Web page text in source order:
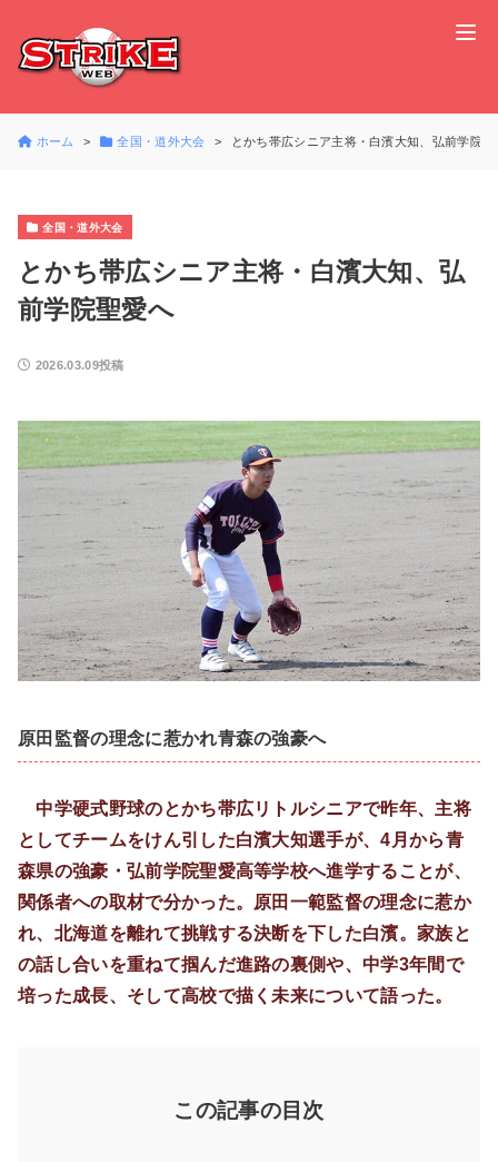
ホーム 全国・道外大会 とかち帯広シニア主将・白濱大知、弘前学院聖
全国・道外大会
とかち帯広シニア主将・白濱大知、弘
前学院聖愛へ
2026.03.09投稿
原田監督の理念に惹かれ青森の強豪へ
中学硬式野球のとかち帯広リトルシニアで昨年、主将
としてチームをけん引した白濱大知選手が、4月から青
森県の強豪・弘前学院聖愛高等学校へ進学することが、
関係者への取材で分かった。原田一範監督の理念に惹か
れ、北海道を離れて挑戦する決断を下した白濱。家族と
の話し合いを重ねて掴んだ進路の裏側や、中学3年間で
培った成長、そして高校で描く未来について語った。
この記事の目次